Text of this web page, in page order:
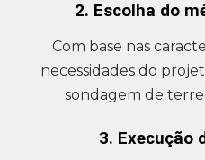
2. Escolha do
Com base nas
necessidades do
sondagem de
3. Execução